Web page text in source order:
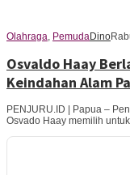
Olahraga, PemudaDino
Osvaldo Haay
Keindahan Alam
PENJURU.ID | Papua –
Osvado Haay memilih untuk